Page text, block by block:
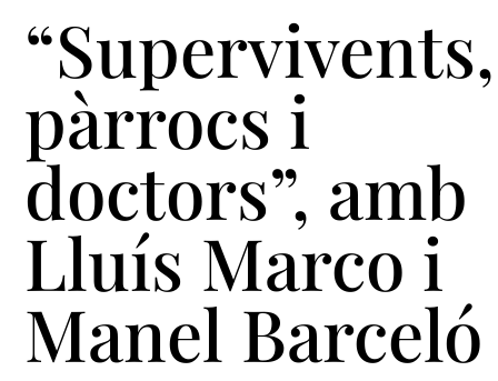
“Supervivents,
pàrrocs i
doctors”, amb
Lluís Marco i
Manel Barceló